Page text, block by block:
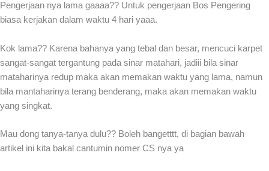
Pengerjaan nya lama gaaaa?? Untuk pengerjaan Bos Pengering
biasa kerjakan dalam waktu 4 hari yaaa.
Kok lama?? Karena bahanya yang tebal dan besar, mencuci karpet
sangat-sangat tergantung pada sinar matahari, jadiii bila sinar
mataharinya redup maka akan memakan waktu yang lama, namun
bila mantaharinya terang benderang, maka akan memakan waktu
yang singkat.
Mau dong tanya-tanya dulu?? Boleh bangetttt, di bagian bawah
artikel ini kita bakal cantumin nomer CS nya ya